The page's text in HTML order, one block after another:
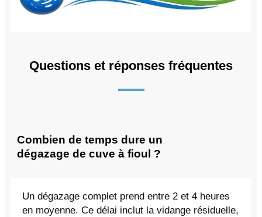
Questions et réponses fréquentes
Combien de temps dure un
dégazage de cuve à fioul ?
Un dégazage complet prend entre 2 et 4 heures
en moyenne. Ce délai inclut la vidange résiduelle,